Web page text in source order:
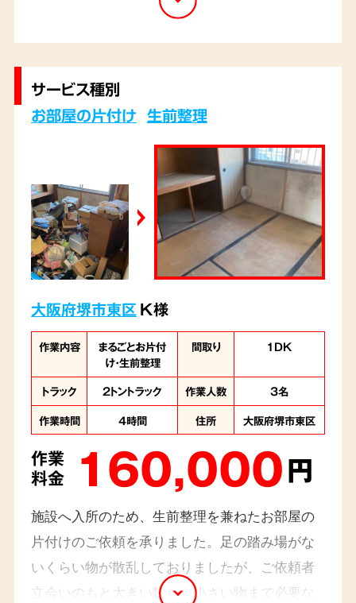
ました。本棚は高さや重さもあり、周りに気を
付けながら慎重に搬出作業を行いました。スタ
ッフ2名のお伺いで2時間程で完了です。
サービス種別
お部屋の片付け 生前整理
大阪府堺市東区K様
作業内容
まるごとお片付
け・生前整理
間取り 1DK
トラック 2トントラック 作業人数
3名
作業時間
4時間 住所 大阪府堺市東区
作業
料金
160,000円
施設へ入所のため、生前整理を兼ねたお部屋の
片付けのご依頼を承りました。足の踏み場がな
いくらい物が散乱しておりましたが、ご依頼者
立会いのもと大きい物から小さい物まで必要な